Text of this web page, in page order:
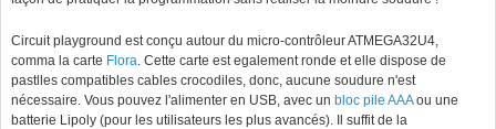
Circuit playground est conçu autour du micro-contrôleur ATMEGA32U4,
comma la carte Flora. Cette carte est egalement ronde et elle dispose de
pastlles compatibles cables crocodiles, donc, aucune soudure n'est
nécessaire. Vous pouvez l'alimenter en USB, avec un bloc pile AAAou une
batterie Lipoly (pour les utilisateurs les plus avancés). Il suffit de la